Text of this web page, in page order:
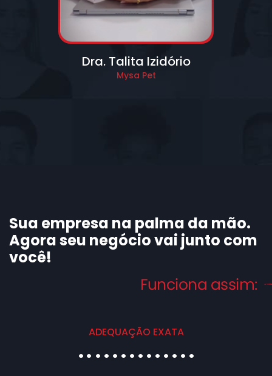
Dra. Talita Izidório
Mysa Pet
Sua empresa na palma da mão.
Agora seu negócio vai junto com
você!
ADEQUAÇÃO EXATA